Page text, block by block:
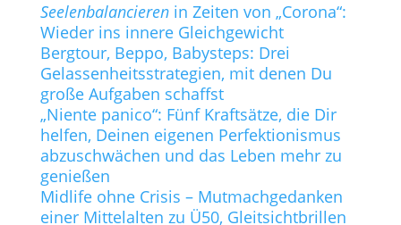
Seelenbalancierenin Zeiten von „Corona“:
Wieder ins innere Gleichgewicht
Bergtour, Beppo, Babysteps: Drei
Gelassenheitsstrategien, mit denen Du
große Aufgaben schaffst
„Niente panico“: Fünf Kraftsätze, die Dir
helfen, Deinen eigenen Perfektionismus
abzuschwächen und das Leben mehr zu
genießen
Midlife ohne Crisis – Mutmachgedanken
einer Mittelalten zu Ü50, Gleitsichtbrillen